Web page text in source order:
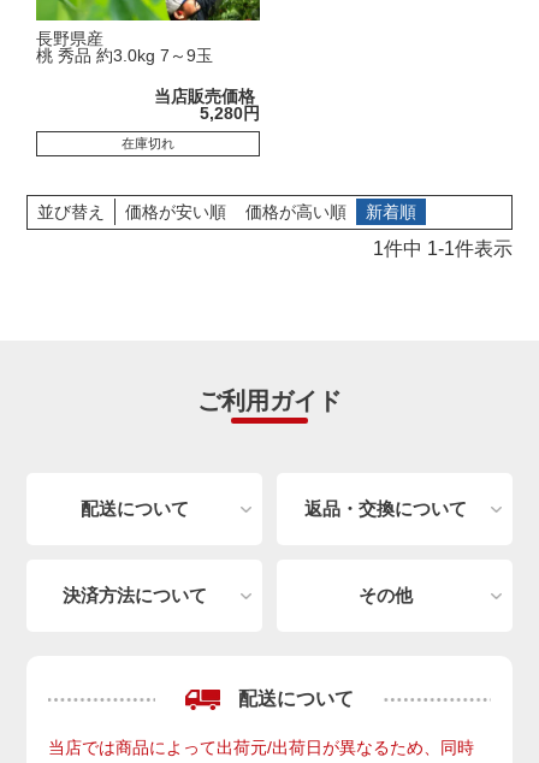
長野県産
桃 秀品 約3.0kg 7～9玉
当店販売価格
5,280
在庫切れ
並び替え 価格が安い順 価格が高い順 新着順
1件中 1-1件表示
ご利用ガイド
配送について 返品・交換について
決済方法について その他
配送について
当店では商品によって出荷元/出荷日が異なるため、同時